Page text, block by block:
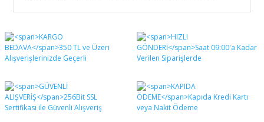
Bu ürüne ilk yorumu siz yapın!
Yorum Yaz
Bu ürünün fiyat bilgisi, resim, ürün açıklamalarında ve
diğer konularda yetersiz gördüğünüz noktaları öneri
formunu kullanarak tarafımıza iletebilirsiniz.
Görüş ve önerileriniz için teşekkür ederiz.
Ürün resmi kalitesiz, bozuk veya görüntülenemiyor.
Ürün açıklamasında eksik bilgiler bulunuyor.